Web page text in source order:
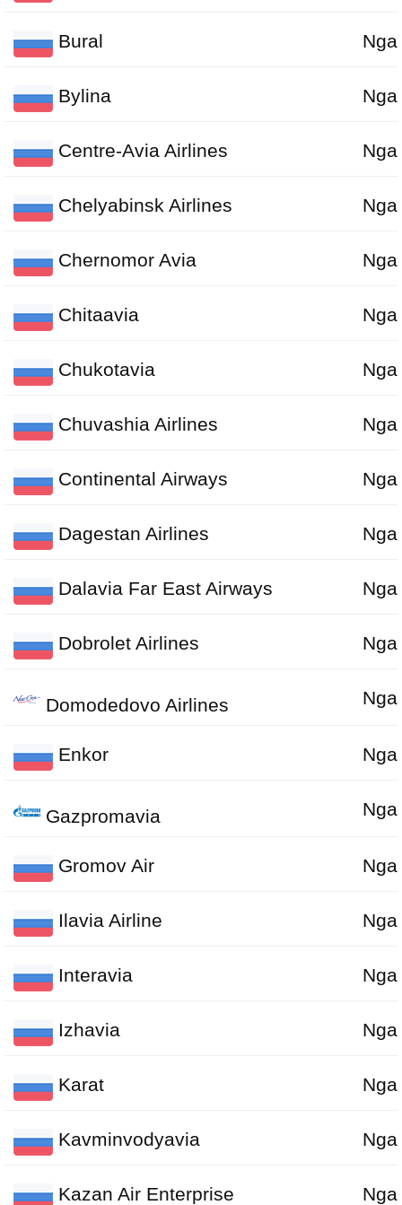
Bural Nga
Bylina Nga
Centre-Avia Airlines Nga
Chelyabinsk Airlines Nga
Chernomor Avia Nga
Chitaavia Nga
Chukotavia Nga
Chuvashia Airlines Nga
Continental Airways Nga
Dagestan Airlines Nga
Dalavia Far East Airways Nga
Dobrolet Airlines Nga
Domodedovo Airlines Nga
Enkor Nga
Gazpromavia Nga
Gromov Air Nga
Ilavia Airline Nga
Interavia Nga
Izhavia Nga
Karat Nga
Kavminvodyavia Nga
Kazan Air Enterprise Nga